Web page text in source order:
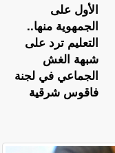
الأول على
الجمهوية منها..
التعليم ترد على
شبهة الغش
الجماعي في لجنة
فاقوس شرقية